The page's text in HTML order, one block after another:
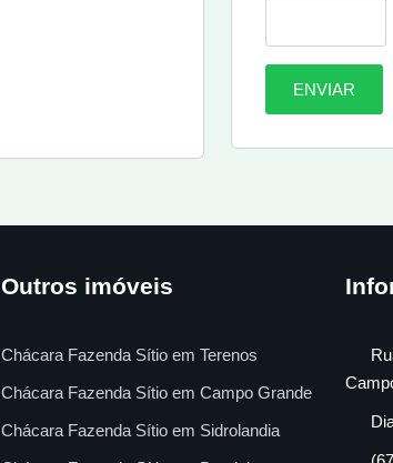
ENVIAR
Outros imóveis
Chácara Fazenda Sítio em Terenos
Chácara Fazenda Sítio em Campo Grande
Chácara Fazenda Sítio em Sidrolandia